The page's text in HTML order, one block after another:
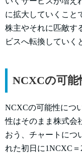
に拡大していくこと
株主やそれに匹敵す
ビスへ転換していく
NCXCの可能
NCXCの可能性につ
性はそのまま株式会
おう、チャートにつ
れた初日に1NCXC